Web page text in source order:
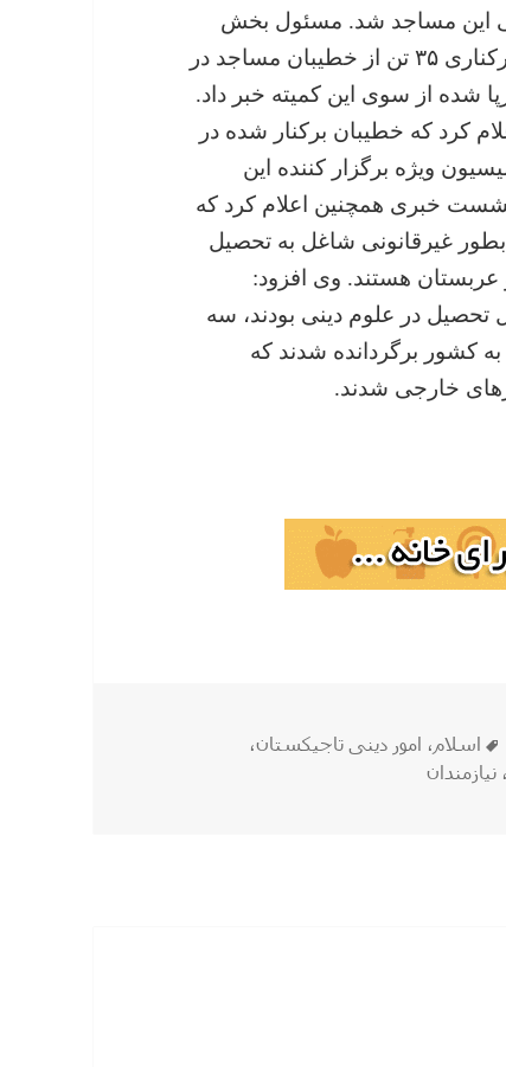
این مساجد شد. مسئول بخش
تشکل‌های دینی کمیته امور دینی تاجیکستان از برکناری ۳۵ تن از خطیبان مساجد در
شده از سوی این کمیته خبر داد.
کرد که خطیبان برکنار شده در
ویژه برگزار کننده این
خبری همچنین اعلام کرد که
بطور غیرقانونی شاغل به تحصیل
عربستان هستند. وی افزود:
در علوم دینی بودند، سه
سه هزار و ۳۸۸ نفر از آنها به کشور برگردانده شدند که
خارجی شدند.
برچسب‌ها
اسلام ، امور دینی تاجیکستان،
،نیازمندان